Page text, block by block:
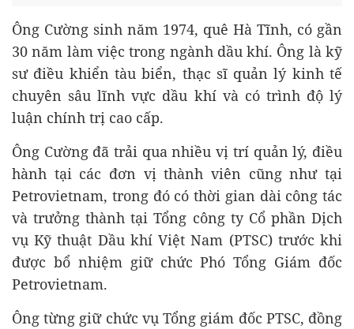
Ông Cường sinh năm 1974, quê Hà Tĩnh, có gần
30 năm làm việc trong ngành dầu khí. Ông là kỹ
sư điều khiển tàu biển, thạc sĩ quản lý kinh tế
chuyên sâu lĩnh vực dầu khí và có trình độ lý
luận chính trị cao cấp.
Ông Cường đã trải qua nhiều vị trí quản lý, điều
hành tại các đơn vị thành viên cũng như tại
Petrovietnam, trong đó có thời gian dài công tác
và trưởng thành tại Tổng công ty Cổ phần Dịch
vụ Kỹ thuật Dầu khí Việt Nam (PTSC) trước khi
được bổ nhiệm giữ chức Phó Tổng Giám đốc
Petrovietnam.
Ông từng giữ chức vụ Tổng giám đốc PTSC, đồng